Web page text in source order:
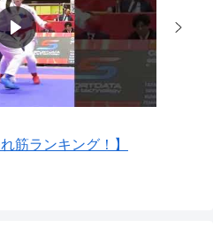
筋ランキング！】